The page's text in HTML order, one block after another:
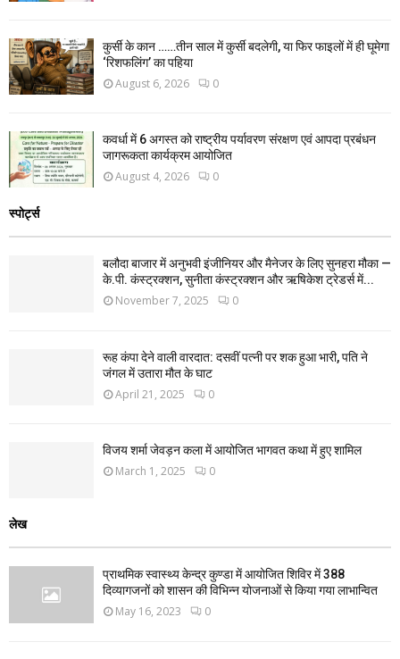
कुर्सी के कान ……तीन साल में कुर्सी बदलेगी, या फिर फाइलों में ही घूमेगा
‘रिशफलिंग’ का पहिया
August 6, 2026 0
कवर्धा में 6 अगस्त को राष्ट्रीय पर्यावरण संरक्षण एवं आपदा प्रबंधन
जागरूकता कार्यक्रम आयोजित
August 4, 2026 0
स्पोर्ट्स
बलौदा बाजार में अनुभवी इंजीनियर और मैनेजर के लिए सुनहरा मौका —
के.पी. कंस्ट्रक्शन, सुनीता कंस्ट्रक्शन और ऋषिकेश ट्रेडर्स में...
November 7, 2025 0
रूह कंपा देने वाली वारदात: दसवीं पत्नी पर शक हुआ भारी, पति ने
जंगल में उतारा मौत के घाट
April 21, 2025 0
विजय शर्मा जेवड़न कला में आयोजित भागवत कथा में हुए शामिल
March 1, 2025 0
लेख
प्राथमिक स्वास्थ्य केन्द्र कुण्डा में आयोजित शिविर में 388
दिव्यागजनों को शासन की विभिन्न योजनाओं से किया गया लाभान्वित
May 16, 2023 0